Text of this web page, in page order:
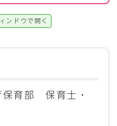
ンドウで開く
育部 保育士・